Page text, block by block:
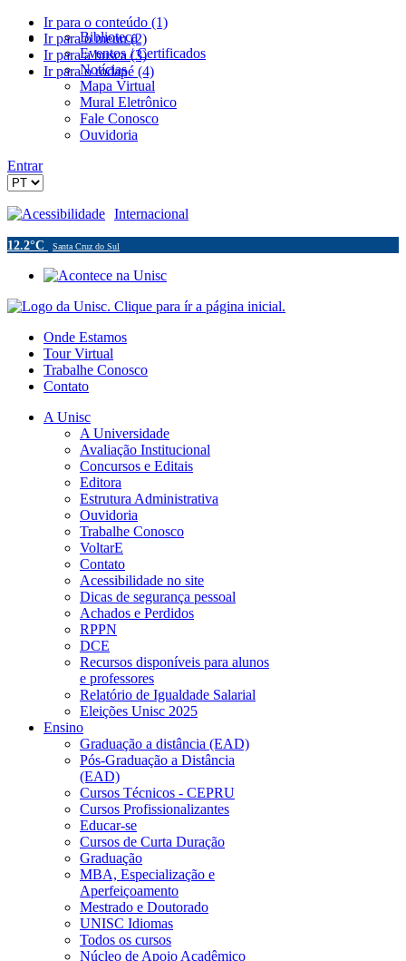
Ir para o conteúdo (1)
Ir para o menu (2)
Ir para a busca (3)
Ir para o rodapé (4)
Biblioteca
Eventos / Certificados
Notícias
Mapa Virtual
Mural Eletrônico
Fale Conosco
Ouvidoria
Entrar
Acessibilidade Internacional
12.2°C Santa Cruz do Sul
Onde Estamos
Tour Virtual
Trabalhe Conosco
Contato
A Unisc
A Universidade
Avaliação Institucional
Concursos e Editais
Editora
Estrutura Administrativa
Ouvidoria
Trabalhe Conosco
VoltarE
Contato
Acessibilidade no site
Dicas de segurança pessoal
Achados e Perdidos
RPPN
DCE
Recursos disponíveis para alunos
e professores
Relatório de Igualdade Salarial
Eleições Unisc 2025
Ensino
Graduação a distância (EAD)
Pós-Graduação a Distância
(EAD)
Cursos Técnicos - CEPRU
Cursos Profissionalizantes
Educar-se
Cursos de Curta Duração
Graduação
MBA, Especialização e
Aperfeiçoamento
Mestrado e Doutorado
UNISC Idiomas
Todos os cursos
Núcleo de Apoio Acadêmico